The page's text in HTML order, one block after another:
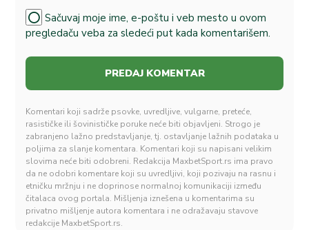
Sačuvaj moje ime, e-poštu i veb mesto u ovom
pregledaču veba za sledeći put kada komentarišem.
Komentari koji sadrže psovke, uvredljive, vulgarne, preteće,
rasističke ili šovinističke poruke neće biti objavljeni. Strogo je
zabranjeno lažno predstavljanje, tj. ostavljanje lažnih podataka u
poljima za slanje komentara. Komentari koji su napisani velikim
slovima neće biti odobreni. Redakcija MaxbetSport.rs ima pravo
da ne odobri komentare koji su uvredljivi, koji pozivaju na rasnu i
etničku mržnju i ne doprinose normalnoj komunikaciji između
čitalaca ovog portala. Mišljenja iznešena u komentarima su
privatno mišljenje autora komentara i ne odražavaju stavove
redakcije MaxbetSport.rs.